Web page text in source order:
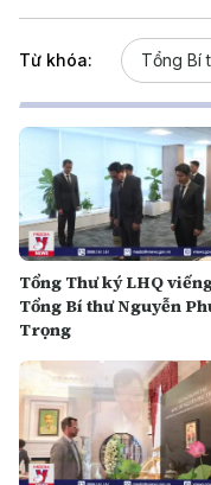
Từ khóa: Tổng Bí
Tổng Thư ký LHQ
Tổng Bí thư Nguyễn
Trọng